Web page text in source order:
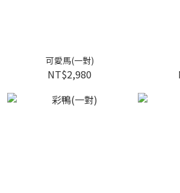
可愛馬(一對)
NT$2,980